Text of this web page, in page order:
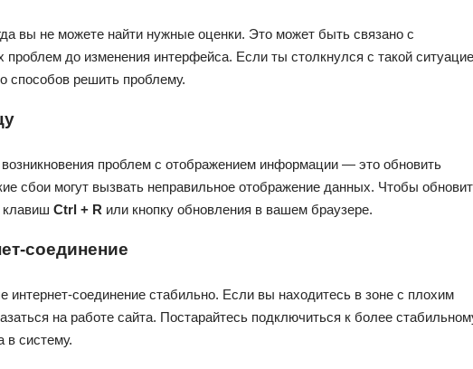
вы не можете найти нужные оценки. Это может быть связано с
проблем до изменения интерфейса. Если ты столкнулся с такой
способов решить проблему.
проблем с отображением информации — это обновить
сбои могут вызвать неправильное отображение данных. Чтобы
клавиш Ctrl + R или кнопку обновления в вашем браузере.
соединение
соединение стабильно. Если вы находитесь в зоне с плохим
на работе сайта. Постарайтесь подключиться к более
в систему.